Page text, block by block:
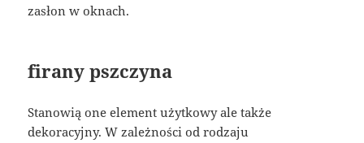
zasłon w oknach.
firany pszczyna
Stanowią one element użytkowy ale także
dekoracyjny. W zależności od rodzaju